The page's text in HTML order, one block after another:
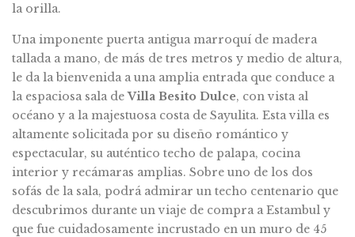
la orilla.
Una imponente puerta antigua marroquí de madera
tallada a mano, de más de tres metros y medio de altura,
le da la bienvenida a una amplia entrada que conduce a
la espaciosa sala deVilla Besito Dulce, con vista al
océano y a la majestuosa costa de Sayulita. Esta villa es
altamente solicitada por su diseño romántico y
espectacular, su auténtico techo de palapa, cocina
interior y recámaras amplias. Sobre uno de los dos
sofás de la sala, podrá admirar un techo centenario que
descubrimos durante un viaje de compra a Estambul y
que fue cuidadosamente incrustado en un muro de 45